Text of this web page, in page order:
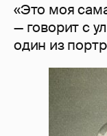
«Это моя
— говорит с
один из